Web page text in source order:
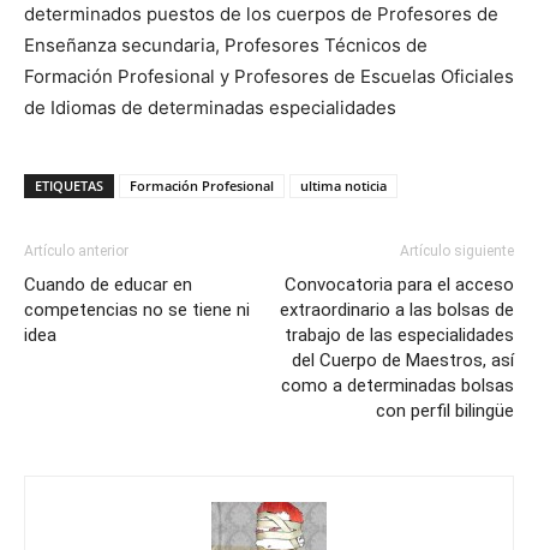
determinados puestos de los cuerpos de Profesores de
Enseñanza secundaria, Profesores Técnicos de
Formación Profesional y Profesores de Escuelas Oficiales
de Idiomas de determinadas especialidades
ETIQUETAS Formación Profesional ultima noticia
Artículo anterior
Cuando de educar en
competencias no se tiene ni
idea
Artículo siguiente
Convocatoria para el acceso
extraordinario a las bolsas de
trabajo de las especialidades
del Cuerpo de Maestros, así
como a determinadas bolsas
con perfil bilingüe